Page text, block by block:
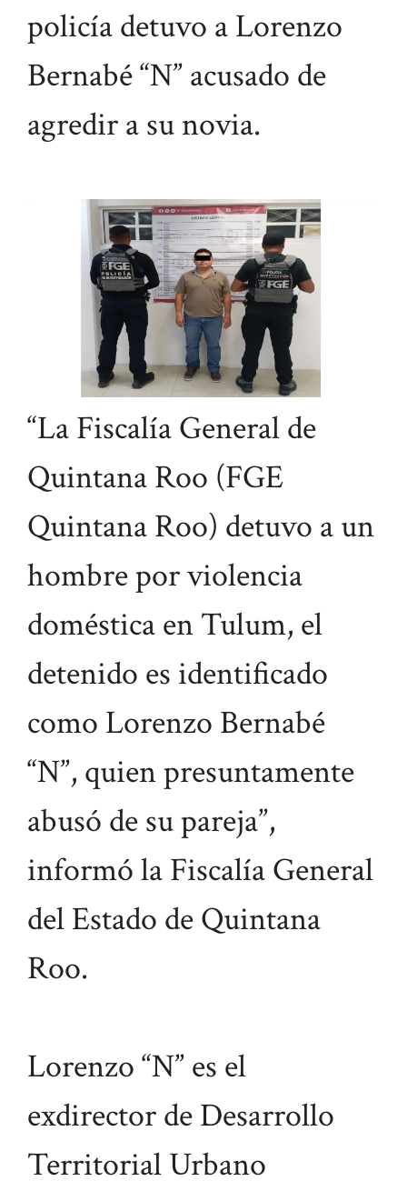
policía detuvo a Lorenzo
Bernabé “N” acusado de
agredir a su novia.
“La Fiscalía General de
Quintana Roo (FGE
Quintana Roo) detuvo a un
hombre por violencia
doméstica en Tulum, el
detenido es identificado
como Lorenzo Bernabé
“N”, quien presuntamente
abusó de su pareja”,
informó la Fiscalía General
del Estado de Quintana
Roo.
Lorenzo “N” es el
exdirector de Desarrollo
Territorial Urbano